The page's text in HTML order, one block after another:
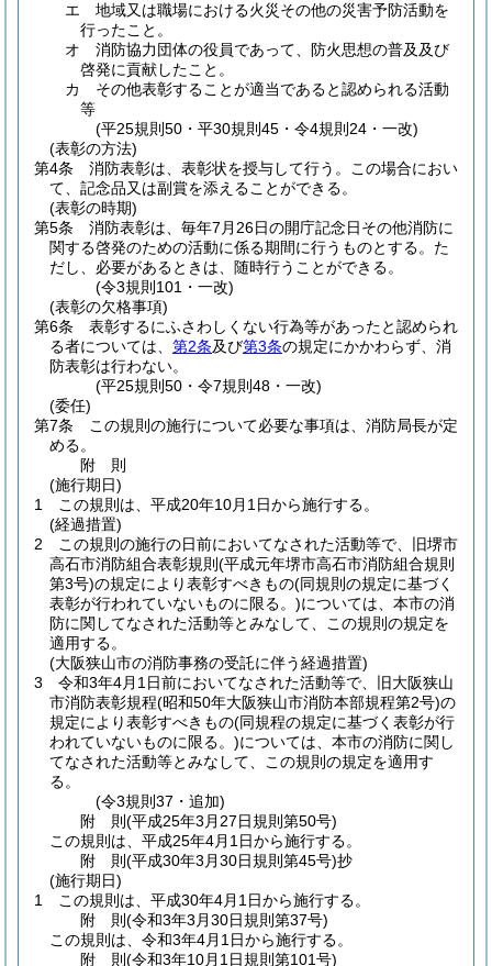
エ
地域又は職場における火災その他の災害予防活動を
行ったこと。
オ
消防協力団体の役員であって、防火思想の普及及び
啓発に貢献したこと。
カ
その他表彰することが適当であると認められる活動
等
(平25規則50・平30規則45・令4規則24・一改)
(表彰の方法)
第4条
消防表彰は、表彰状を授与して行う。
この場合におい
て、記念品又は副賞を添えることができる。
(表彰の時期)
第5条
消防表彰は、毎年7月26日の開庁記念日その他消防に
関する啓発のための活動に係る期間に行うものとする。 た
だし、必要があるときは、随時行うことができる。
(令3規則101・一改)
(表彰の欠格事項)
第6条
表彰するにふさわしくない行為等があったと認められ
る者については、 第2条及び第3条の規定にかかわらず、消
防表彰は行わない。
(平25規則50・令7規則48・一改)
(委任)
第7条
この規則の施行について必要な事項は、消防局長が定
める。
附 則
(施行期日)
1
この規則は、平成20年10月1日から施行する。
(経過措置)
2
この規則の施行の日前においてなされた活動等で、旧堺市
高石市消防組合表彰規則 (平成元年堺市高石市消防組合規則
第3号)の規定により表彰すべきもの(同規則の規定に基づく
表彰が行われていないものに限る。)については、本市の消
防に関してなされた活動等とみなして、この規則の規定を
適用する。
(大阪狭山市の消防事務の受託に伴う経過措置)
3
令和3年4月1日前においてなされた活動等で、旧大阪狭山
市消防表彰規程(昭和50年大阪狭山市消防本部規程第2号)の
規定により表彰すべきもの(同規程の規定に基づく表彰が行
われていないものに限る。)については、本市の消防に関し
てなされた活動等とみなして、この規則の規定を適用す
る。
(令3規則37・追加)
附 則(平成25年3月27日規則第50号)
この規則は、平成25年4月1日から施行する。
附 則(平成30年3月30日規則第45号)抄
(施行期日)
1
この規則は、平成30年4月1日から施行する。
附 則(令和3年3月30日規則第37号)
この規則は、令和3年4月1日から施行する。
附 則(令和3年10月1日規則第101号)